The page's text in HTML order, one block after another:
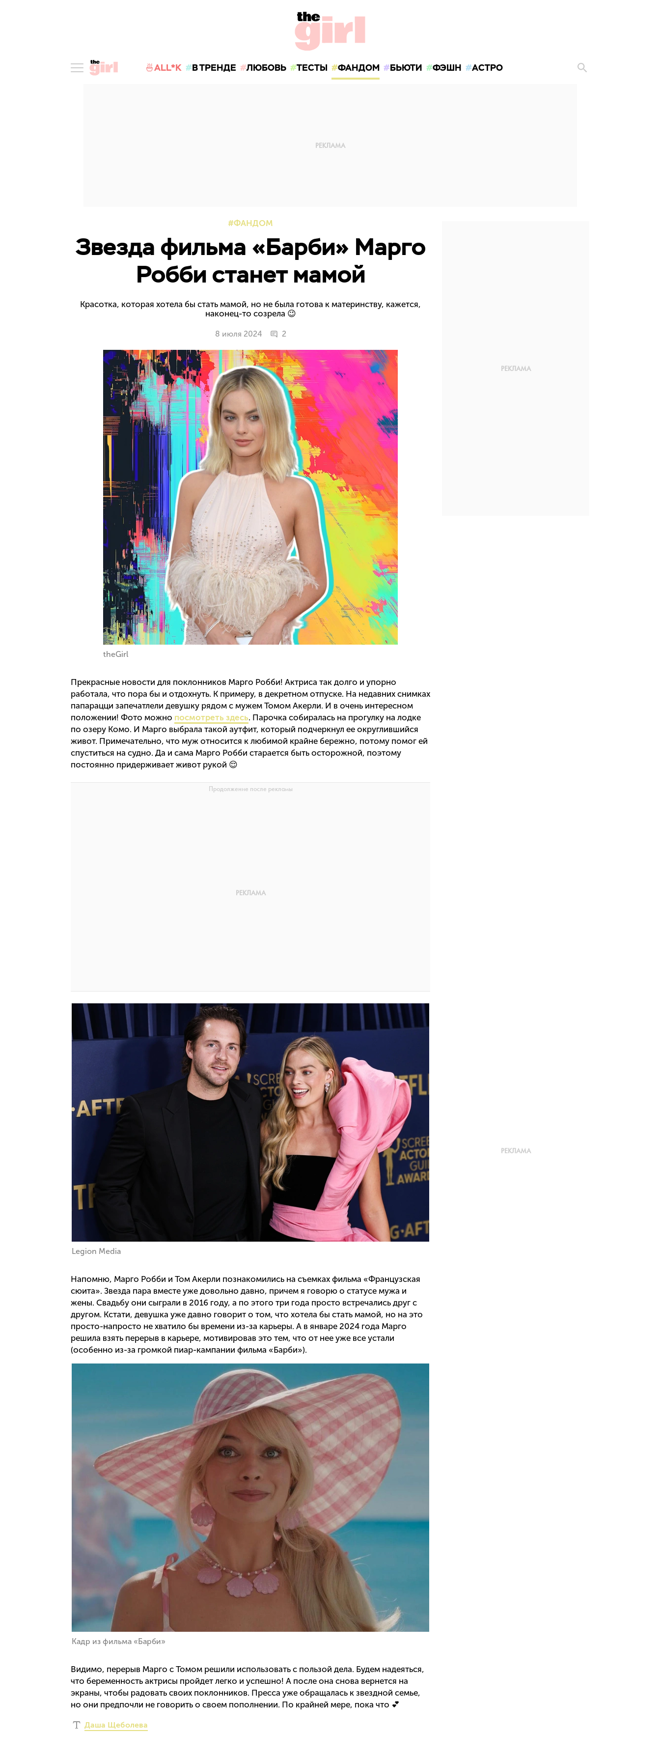
🍜ALL*K В ТРЕНДЕ ЛЮБОВЬ ТЕСТЫ ФАНДОМ БЬЮТИ ФЭШН АСТРО
ФАНДОМ
Звезда фильма «Барби» Марго
Робби станет мамой
Красотка, которая хотела бы стать мамой, но не была готова к материнству, кажется,
наконец-то созрела 😉
8 июля 2024 2
theGirl
Прекрасные новости для поклонников Марго Робби! Актриса так долго и упорно
работала, что пора бы и отдохнуть. К примеру, в декретном отпуске. На недавних снимках
папарацци запечатлели девушку рядом с мужем Томом Акерли. И в очень интересном
положении! Фото можно посмотреть здесь. Парочка собиралась на прогулку на лодке
по озеру Комо. И Марго выбрала такой аутфит, который подчеркнул ее округлившийся
живот. Примечательно, что муж относится к любимой крайне бережно, потому помог ей
спуститься на судно. Да и сама Марго Робби старается быть осторожной, поэтому
постоянно придерживает живот рукой 😌
Legion Media
Напомню, Марго Робби и Том Акерли познакомились на съемках фильма «Французская
сюита». Звезда пара вместе уже довольно давно, причем я говорю о статусе мужа и
жены. Свадьбу они сыграли в 2016 году, а по этого три года просто встречались друг с
другом. Кстати, девушка уже давно говорит о том, что хотела бы стать мамой, но на это
просто-напросто не хватило бы времени из-за карьеры. А в январе 2024 года Марго
решила взять перерыв в карьере, мотивировав это тем, что от нее уже все устали
(особенно из-за громкой пиар-кампании фильма «Барби»).
Кадр из фильма «Барби»
Видимо, перерыв Марго с Томом решили использовать с пользой дела. Будем надеяться,
что беременность актрисы пройдет легко и успешно! А после она снова вернется на
экраны, чтобы радовать своих поклонников. Пресса уже обращалась к звездной семье,
но они предпочли не говорить о своем пополнении. По крайней мере, пока что 💕
Даша Щеболева